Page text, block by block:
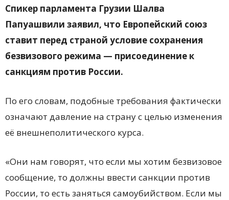
Спикер парламента Грузии Шалва
Папуашвили заявил, что Европейский союз
ставит перед страной условие сохранения
безвизового режима — присоединение к
санкциям против России.
По его словам, подобные требования фактически
означают давление на страну с целью изменения
её внешнеполитического курса.
«Они нам говорят, что если мы хотим безвизовое
сообщение, то должны ввести санкции против
России, то есть заняться самоубийством. Если мы